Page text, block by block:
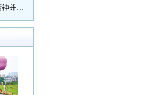
周祖翼在漳州宣讲党的二十届四中全会精神并调研